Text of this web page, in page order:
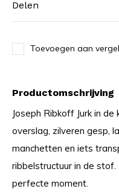
Delen
Toevoegen aan
Productomschrijving
Joseph Ribkoff Jurk in
overslag, zilveren gesp,
manchetten en iets
ribbelstructuur in de
perfecte moment.